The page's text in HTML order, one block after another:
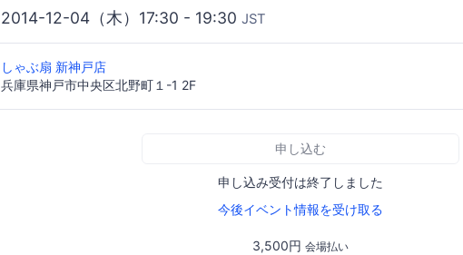
2014-12-04（木）17:30 - 19:30 JST
しゃぶ扇 新神戸店
兵庫県神戸市中央区北野町１-1 2F
申し込む
申し込み受付は終了しました
今後イベント情報を受け取る
3,500円 会場払い